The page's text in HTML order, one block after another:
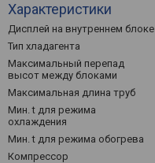
Характеристики
Дисплей на внутреннем блоке
Тип хладагента
Максимальный перепад
высот между блоками
Максимальная длина труб
Мин. t для режима
охлаждения
Мин. t для режима обогрева
Компрессор